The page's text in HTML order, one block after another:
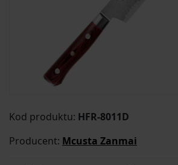
Kod produktu: HFR-8011D
Producent: Mcusta Zanmai